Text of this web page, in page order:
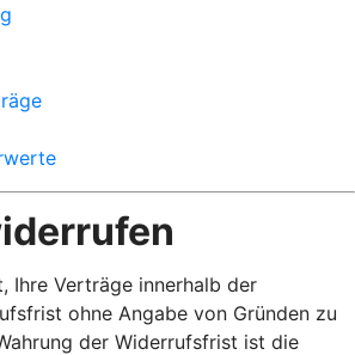
Ihre Verträge innerhalb der
ohne Angabe von Gründen zu
der Widerrufsfrist ist die